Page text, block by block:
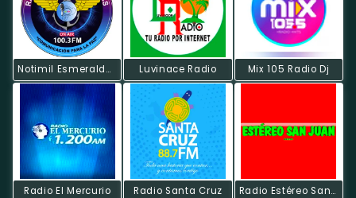
Notimil Esmeraldas Luvinace Radio Mix 105 Radio Dj
Radio El Mercurio Radio Santa Cruz Radio Estéreo San Juan